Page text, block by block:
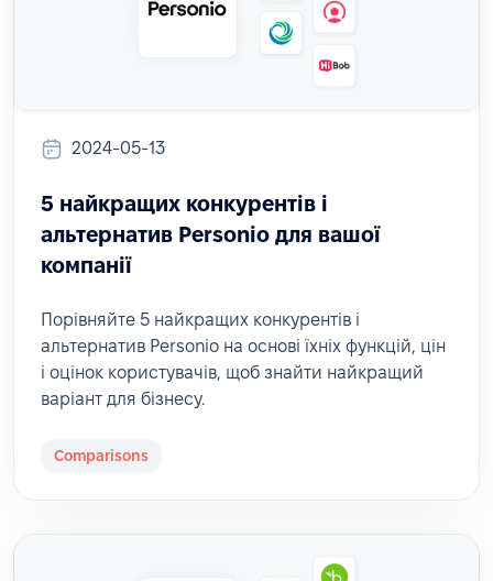
2024-05-13
5 найкращих конкурентів і
альтернатив Personio для вашої
компанії
Порівняйте 5 найкращих конкурентів і
альтернатив Personio на основі їхніх функцій, цін
і оцінок користувачів, щоб знайти найкращий
варіант для бізнесу.
Comparisons